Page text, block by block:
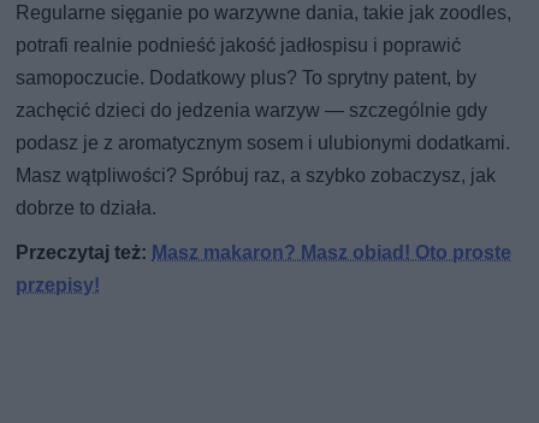
Regularne sięganie po warzywne dania, takie jak zoodles,
potrafi realnie podnieść jakość jadłospisu i poprawić
samopoczucie. Dodatkowy plus? To sprytny patent, by
zachęcić dzieci do jedzenia warzyw — szczególnie gdy
podasz je z aromatycznym sosem i ulubionymi dodatkami.
Masz wątpliwości? Spróbuj raz, a szybko zobaczysz, jak
dobrze to działa.
Przeczytaj też: Masz makaron? Masz obiad! Oto proste
przepisy!